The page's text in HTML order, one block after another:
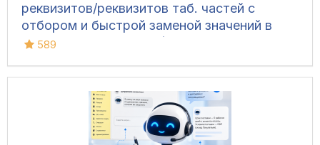
реквизитов/реквизитов таб. частей с
отбором и быстрой заменой значений в
ЛЮБЫХ базах 8.1-8.3 (УТ 10.3, БП 2, ЗУП
ЗУП 3 и т.д.)
589